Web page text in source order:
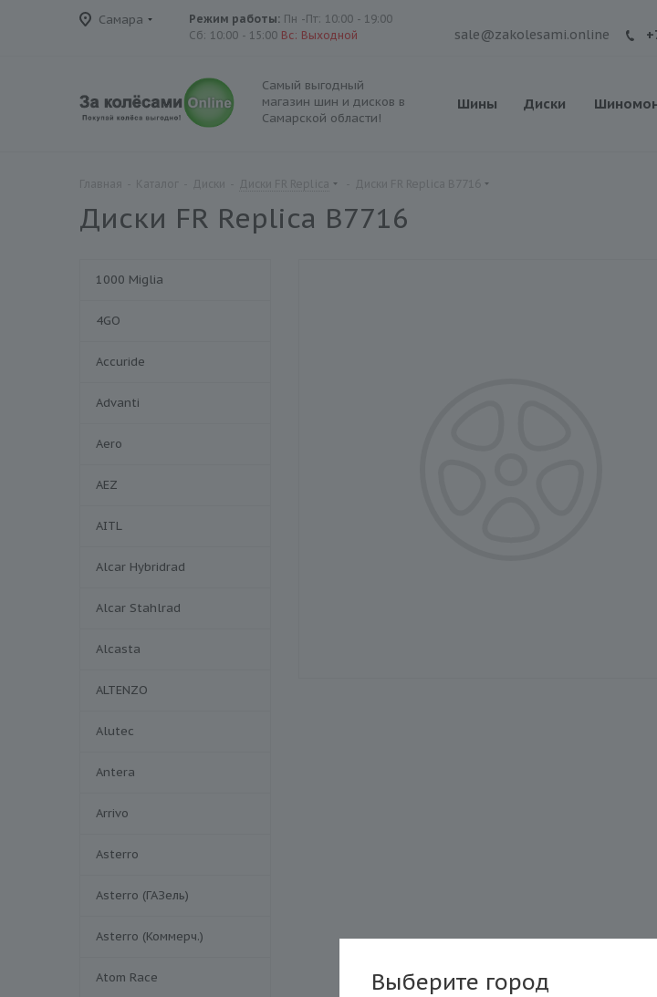
Самара Режим работы: Пн -Пт: 10:00 - 19:00
Сб: 10:00 - 15:00 Вс: Выходной sale@zakolesami.online
Самый выгодный
магазин шин и дисков в
Самарской области!
Шины Диски
Диски FR Replica B7716
1000 Miglia
4GO
Accuride
Advanti
Aero
AEZ
AITL
Alcar Hybridrad
Alcar Stahlrad
Alcasta
ALTENZO
Alutec
Antera
Arrivo
Asterro
Asterro (ГАЗель)
Asterro (Коммерч.)
Atom Race Выберите город